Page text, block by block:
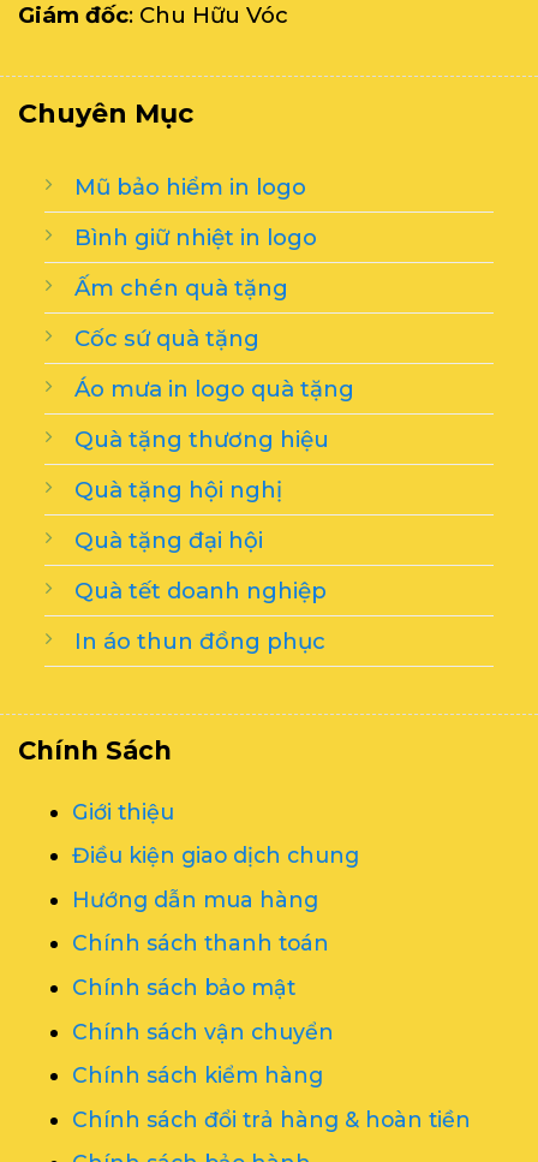
Giám đốc: Chu Hữu Vóc
Chuyên Mục
Mũ bảo hiểm in logo
Bình giữ nhiệt in logo
Ấm chén quà tặng
Cốc sứ quà tặng
Áo mưa in logo quà tặng
Quà tặng thương hiệu
Quà tặng hội nghị
Quà tặng đại hội
Quà tết doanh nghiệp
In áo thun đồng phục
Chính Sách
Giới thiệu
Điều kiện giao dịch chung
Hướng dẫn mua hàng
Chính sách thanh toán
Chính sách bảo mật
Chính sách vận chuyển
Chính sách kiểm hàng
Chính sách đổi trả hàng & hoàn tiền